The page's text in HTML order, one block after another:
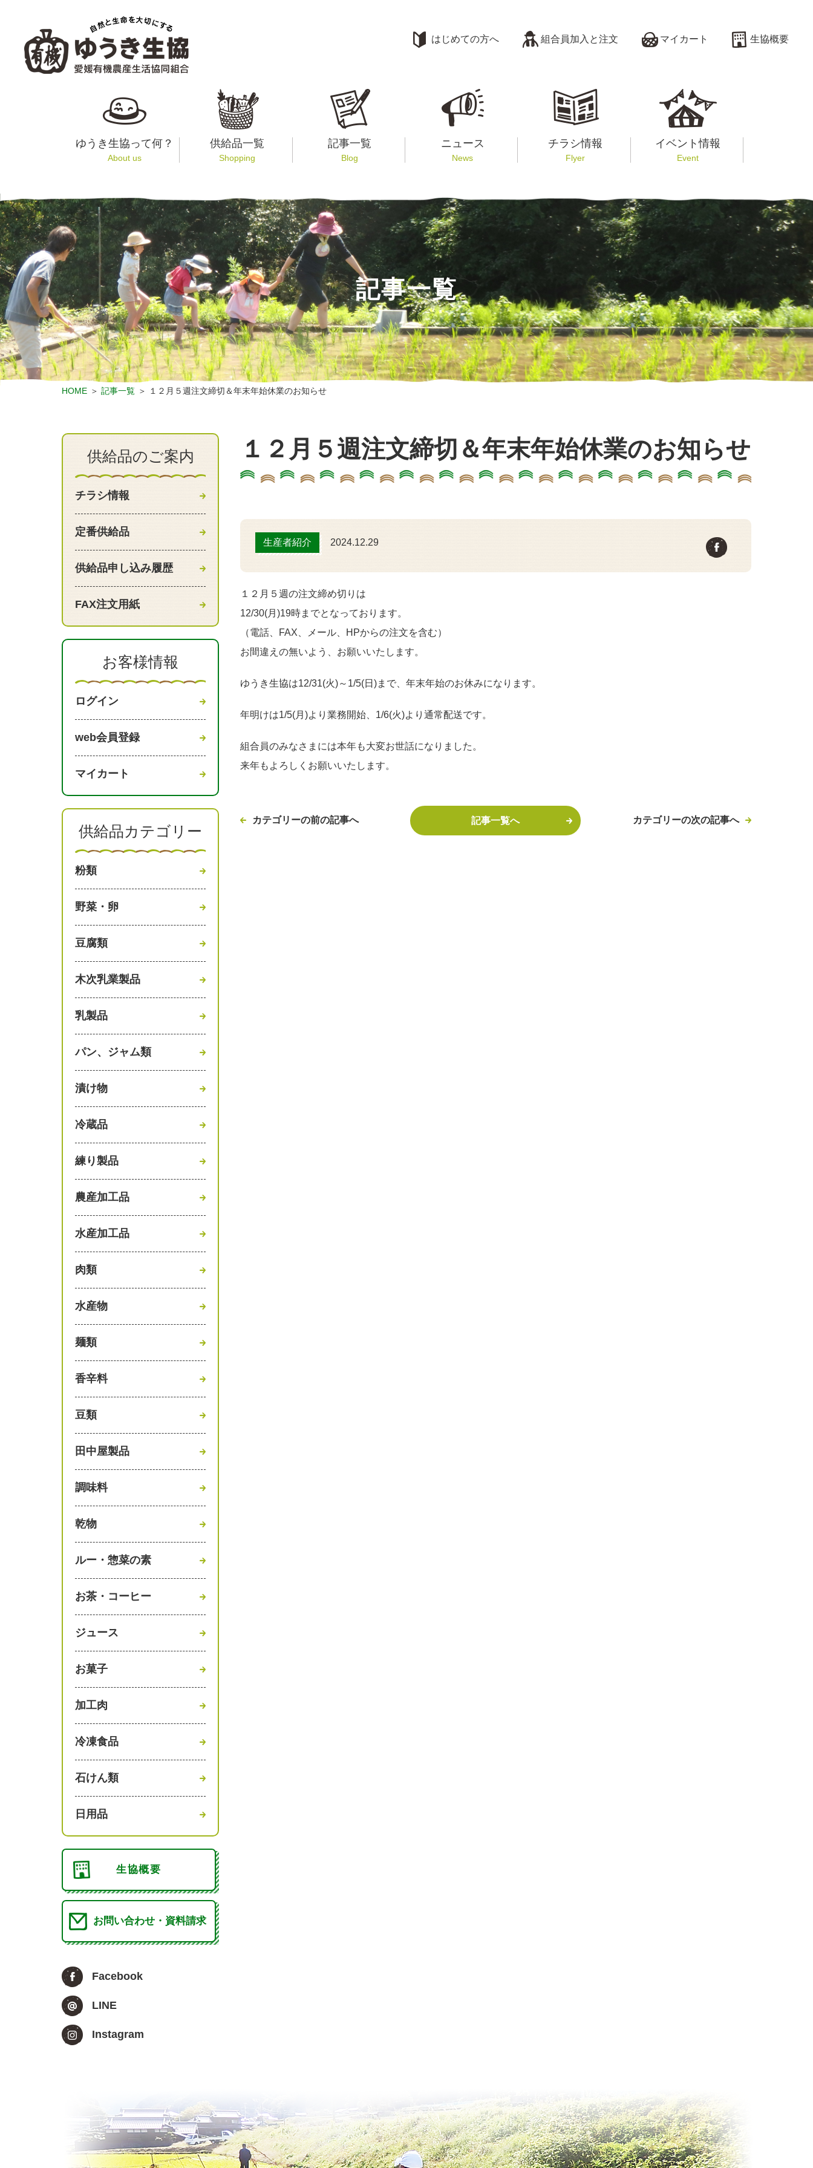
ゆうき生協って何？
About us
供給品一覧
Shopping
記事一覧
Blog
ニュース
News
チラシ情報
Flyer
イベント情報
Event
はじめての方へ 組合員加入と注文 マイカート 生協概要
記事一覧
HOME 記事一覧 １２月５週注文締切＆年末年始休業のお知らせ
供給品のご案内
チラシ情報
定番供給品
供給品申し込み履歴
FAX注文用紙
お客様情報
ログイン
web会員登録
マイカート
供給品カテゴリー
粉類
野菜・卵
豆腐類
木次乳業製品
乳製品
パン、ジャム類
漬け物
冷蔵品
練り製品
農産加工品
水産加工品
肉類
水産物
麺類
香辛料
豆類
田中屋製品
調味料
乾物
ルー・惣菜の素
お茶・コーヒー
ジュース
お菓子
加工肉
冷凍食品
石けん類
日用品
生協概要
お問い合わせ・資料請求
Facebook
LINE
Instagram
１２月５週注文締切＆年末年始休業のお知らせ
生産者紹介 2024.12.29
１２月５週の注文締め切りは
12/30(月)19時までとなっております。
（電話、FAX、メール、HPからの注文を含む）
お間違えの無いよう、お願いいたします。
ゆうき生協は12/31(火)～1/5(日)まで、年末年始のお休みになります。
年明けは1/5(月)より業務開始、1/6(火)より通常配送です。
組合員のみなさまには本年も大変お世話になりました。
来年もよろしくお願いいたします。
カテゴリーの前の記事へ 記事一覧へ カテゴリーの次の記事へ